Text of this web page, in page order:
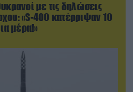
με τις δηλώσεις
«S-400 κατέρριψαν 10
μέρα!»